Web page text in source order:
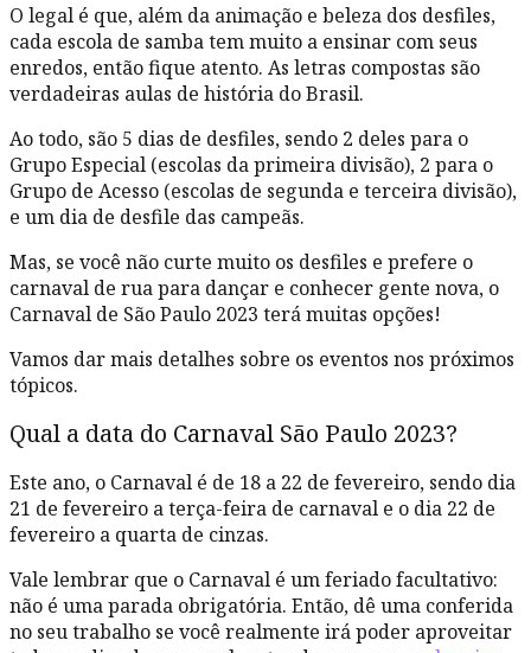
O legal é que, além da animação e beleza dos desfiles,
cada escola de samba tem muito a ensinar com seus
enredos, então fique atento. As letras compostas são
verdadeiras aulas de história do Brasil.
Ao todo, são 5 dias de desfiles, sendo 2 deles para o
Grupo Especial (escolas da primeira divisão), 2 para o
Grupo de Acesso (escolas de segunda e terceira divisão),
e um dia de desfile das campeãs.
Mas, se você não curte muito os desfiles e prefere o
carnaval de rua para dançar e conhecer gente nova, o
Carnaval de São Paulo 2023 terá muitas opções!
Vamos dar mais detalhes sobre os eventos nos próximos
tópicos.
Qual a data do Carnaval São Paulo 2023?
Este ano, o Carnaval é de 18 a 22 de fevereiro, sendo dia
21 de fevereiro a terça-feira de carnaval e o dia 22 de
fevereiro a quarta de cinzas.
Vale lembrar que o Carnaval é um feriado facultativo:
não é uma parada obrigatória. Então, dê uma conferida
no seu trabalho se você realmente irá poder aproveitar